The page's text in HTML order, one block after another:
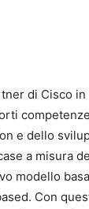
di Cisco
e dello
a misura
modello
Con